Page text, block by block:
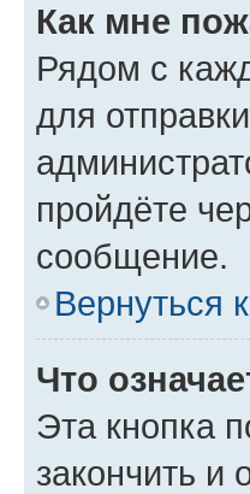
Как мне
Рядом с
для
пройдёте
сообщение.
Вернуться
Что
Эта кнопка
закончить и